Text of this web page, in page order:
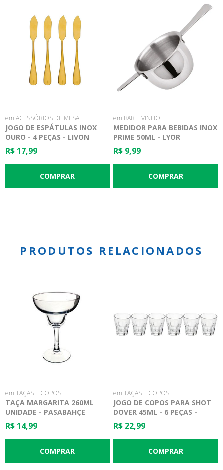
em ACESSÓRIOS DE MESA
JOGO DE ESPÁTULAS INOX
OURO - 4 PEÇAS - LIVON
R$ 17,99
em BAR E VINHO
MEDIDOR PARA BEBIDAS INOX
PRIME 50ML - LYOR
R$ 9,99
PRODUTOS RELACIONADOS
em TAÇAS E COPOS
TAÇA MARGARITA 260ML
UNIDADE - PASABAHÇE
R$ 14,99
em TAÇAS E COPOS
JOGO DE COPOS PARA SHOT
DOVER 45ML - 6 PEÇAS -
DYNASTY
R$ 22,99